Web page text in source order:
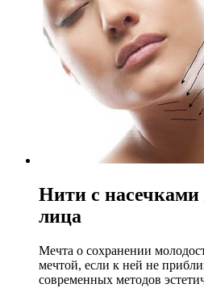
Нити с
лица
Мечта о сохранении
мечтой, если к ней не
современных методов